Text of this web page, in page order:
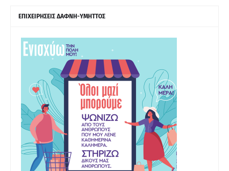
ΕΠΙΧΕΙΡΗΣΕΙΣ ΔΑΦΝΗ-ΥΜΗΤΤΟΣ